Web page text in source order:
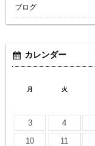
ブログ
カレンダー
月 火
3
4
10
11